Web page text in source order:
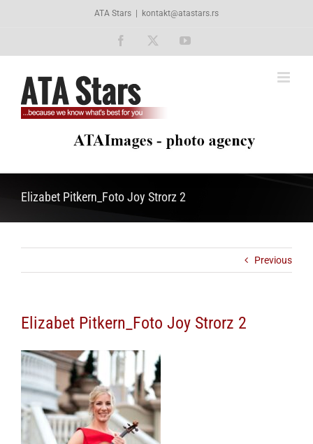
ATA Stars kontakt@atastars.rs
Facebook YouTube
Elizabet Pitkern_Foto Joy Strorz 2
Previous
Elizabet Pitkern_Foto Joy Strorz 2